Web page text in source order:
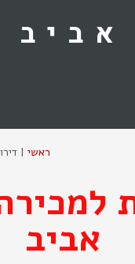
אביב
ראשי |
אביב